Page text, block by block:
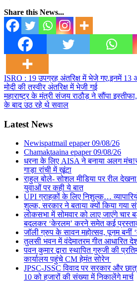
Share this News...
Post
navigation
ISRO : 19 उपग्रह अंतरिक्ष में भेजे गए,इनमें 13
मोदी की तस्वीर अंतरिक्ष में भेजी गई
महाराष्ट्र के मंत्री संजय राठौड़ ने सौंपा
के बाद उठ रहे थे सवाल
Latest News
Newispatmail epaper 09/08/26
Chamaktaaina epaper 09/08/26
धरना के लिए AISA ने बनाया अलग
गाड़ा रांची में खूंटा
राहुल बोले- सोशल मीडिया पर रील
युवाओं पर कही ये बात
UPI ग्राहकों के लिए निशुल्क…
शुल्क, सरकार ने बताया क्यों किया गया
लोकसभा में सोमवार को लाए जाएंगे चार
बदलकर ‘केरलम’ करने समेत कई
जॉली ग्रुप के सावन महोत्सव, पूनम बनीं
तुलसी भवन में वंदेमातरम गीत आधारित
पवन कुमार द्वारा स्थापित गुरुजी की
कार्यालय पहुंचे CM हेमंत सोरेन
JPSC-JSSC विवाद पर सरकार और
10 को हजारों की संख्या में निकालेंगे मार्च